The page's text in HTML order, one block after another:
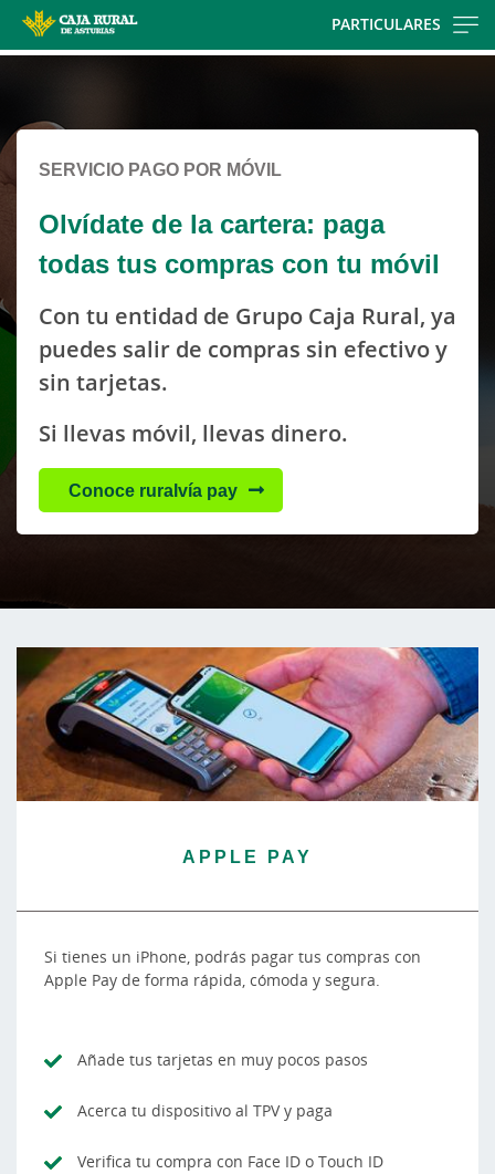
PARTICULARES
por
espere...
SERVICIO PAGO POR MÓVIL
Olvídate de la cartera: paga
todas tus compras con tu móvil
Con tu entidad de Grupo Caja Rural, ya
puedes salir de compras sin efectivo y
sin tarjetas.
Si llevas móvil, llevas dinero.
Conoce ruralvía pay
APPLE PAY
Si tienes un iPhone, podrás pagar tus compras con
Apple Pay de forma rápida, cómoda y segura.
Añade tus tarjetas en muy pocos pasos
Acerca tu dispositivo al TPV y paga
Verifica tu compra con Face ID o Touch ID